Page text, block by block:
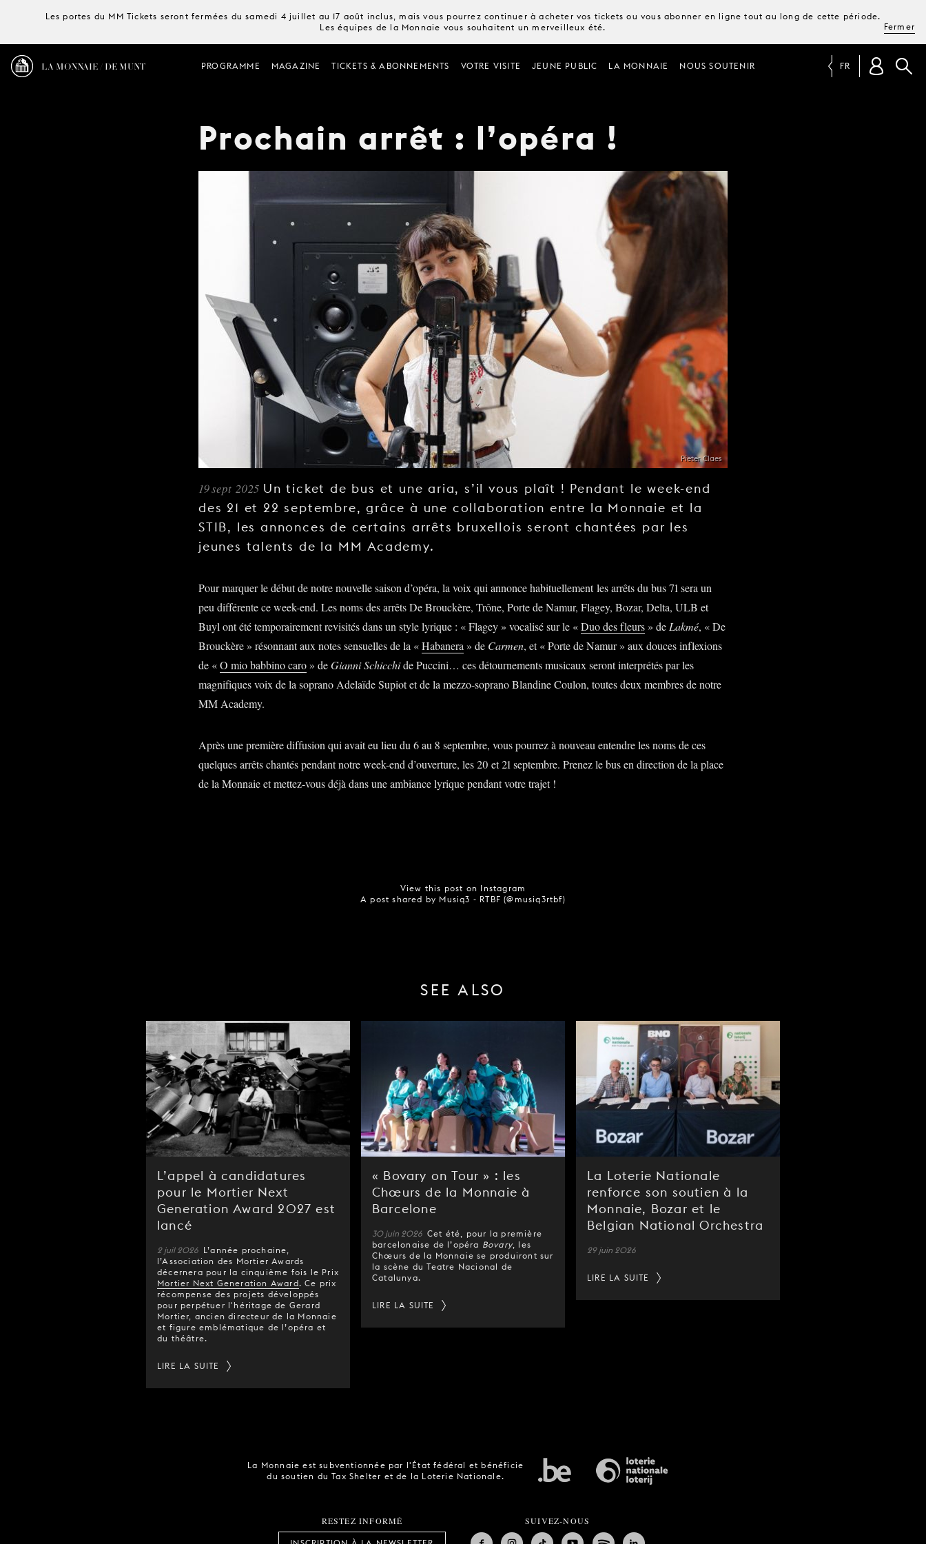
Les portes du MM Tickets seront fermées du samedi 4 juillet au 17 août inclus, mais vous pourrez continuer à acheter vos tickets ou vous abonner en ligne tout au long de cette période.
Les équipes de la Monnaie vous souhaitent un merveilleux été.
Fermer
LA MONNAIE / DE MUNT PROGRAMME MAGAZINE TICKETS & ABONNEMENTS VOTRE VISITE JEUNE PUBLIC LA MONNAIE NOUS SOUTENIR FR
Prochain arrêt : l’opéra !
Pieter Claes
19 sept 2025 Un ticket de bus et une aria, s’il vous plaît ! Pendant le week-end
des 21 et 22 septembre, grâce à une collaboration entre la Monnaie et la
STIB, les annonces de certains arrêts bruxellois seront chantées par les
jeunes talents de la MM Academy.
Pour marquer le début de notre nouvelle saison d’opéra, la voix qui annonce habituellement les arrêts du bus 71 sera un
peu différente ce week-end. Les noms des arrêts De Brouckère, Trône, Porte de Namur, Flagey, Bozar, Delta, ULB et
Buyl ont été temporairement revisités dans un style lyrique : « Flagey » vocalisé sur le «Duo des fleurs» de Lakmé, « De
Brouckère » résonnant aux notes sensuelles de la «Habanera » de Carmen, et « Porte de Namur » aux douces inflexions
de «O mio babbino caro» deGianni Schicchide Puccini… ces détournements musicaux seront interprétés par les
magnifiques voix de la soprano Adelaïde Supiot et de la mezzo-soprano Blandine Coulon, toutes deux membres de notre
MM Academy.
Après une première diffusion qui avait eu lieu du 6 au 8 septembre, vous pourrez à nouveau entendre les noms de ces
quelques arrêts chantés pendant notre week-end d’ouverture, les 20 et 21 septembre. Prenez le bus en direction de la place
de la Monnaie et mettez-vous déjà dans une ambiance lyrique pendant votre trajet !
View this post on Instagram
A post shared by Musiq3 - RTBF (@musiq3rtbf)
SEE ALSO
L’appel à candidatures
pour le Mortier Next
Generation Award 2027 est
lancé
2 juil 2026 L’année prochaine,
l’Association des Mortier Awards
décernera pour la cinquième fois le Prix
Mortier Next Generation Award. Ce prix
récompense des projets développés
pour perpétuer l'héritage de Gerard
Mortier, ancien directeur de la Monnaie
et figure emblématique de l’opéra et
du théâtre.
LIRE LA SUITE
« Bovary on Tour » : les
Chœurs de la Monnaie à
Barcelone
30 juin 2026 Cet été, pour la première
barcelonaise de l’opéra Bovary, les
Chœurs de la Monnaie se produiront sur
la scène du Teatre Nacional de
Catalunya.
LIRE LA SUITE
La Loterie Nationale
renforce son soutien à la
Monnaie, Bozar et le
Belgian National Orchestra
29 juin 2026
LIRE LA SUITE
La Monnaie est subventionnée par l'État fédéral et bénéficie
du soutien du Tax Shelter et de la Loterie Nationale.
RESTEZ INFORMÉ SUIVEZ-NOUS